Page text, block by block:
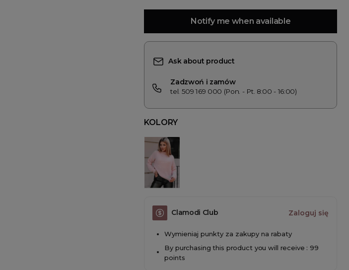
Notify me when available
Ask about product
Zadzwoń i zamów
tel. 509 169 000 (Pon. - Pt. 8:00 - 16:00)
KOLORY
Clamodi Club Zaloguj się
Wymieniaj punkty za zakupy na rabaty
By purchasing this product you will receive : 99
points